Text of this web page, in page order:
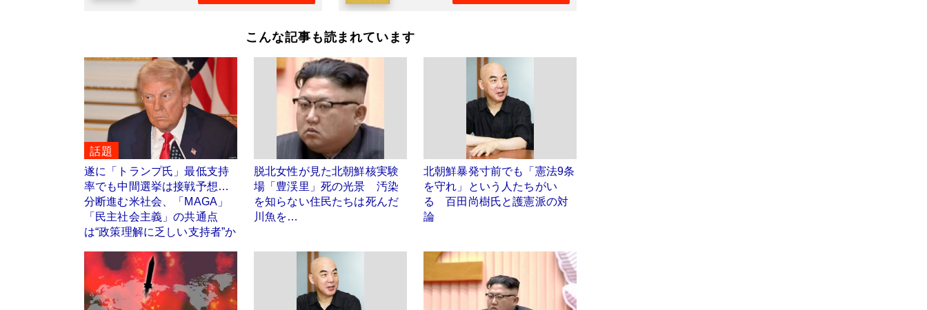
こんな記事も読まれています
話題
遂に「トランプ氏」最低支持
率でも中間選挙は接戦予想…
分断進む米社会、「MAGA」
「民主社会主義」の共通点
は“政策理解に乏しい支持者”か
脱北女性が見た北朝鮮核実験
場「豊渓里」死の光景 汚染
を知らない住民たちは死んだ
川魚を…
北朝鮮暴発寸前でも「憲法9条
を守れ」という人たちがい
る 百田尚樹氏と護憲派の対
論